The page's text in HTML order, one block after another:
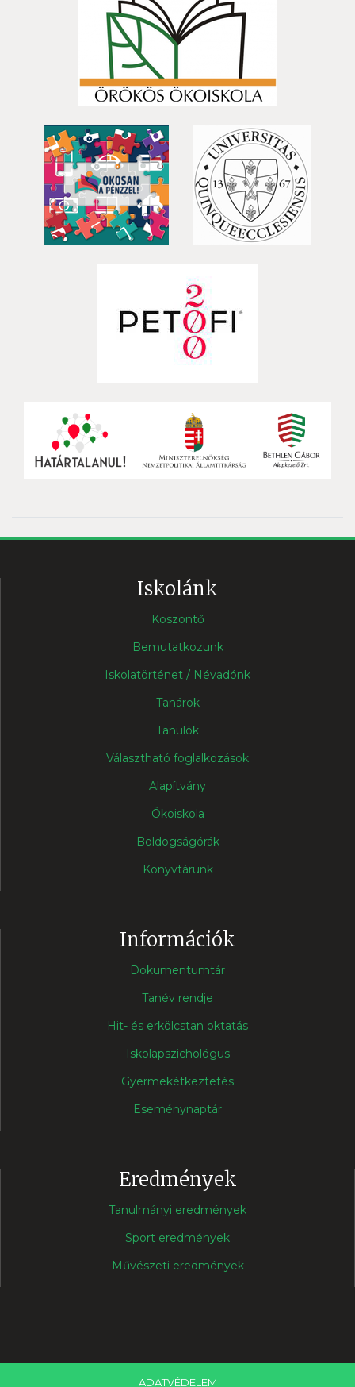
Iskolánk
Köszöntő
Bemutatkozunk
Iskolatörténet / Névadónk
Tanárok
Tanulók
Választható foglalkozások
Alapítvány
Ökoiskola
Boldogságórák
Könyvtárunk
Információk
Dokumentumtár
Tanév rendje
Hit- és erkölcstan oktatás
Iskolapszichológus
Gyermekétkeztetés
Eseménynaptár
Eredmények
Tanulmányi eredmények
Sport eredmények
Művészeti eredmények
ADATVÉDELEM